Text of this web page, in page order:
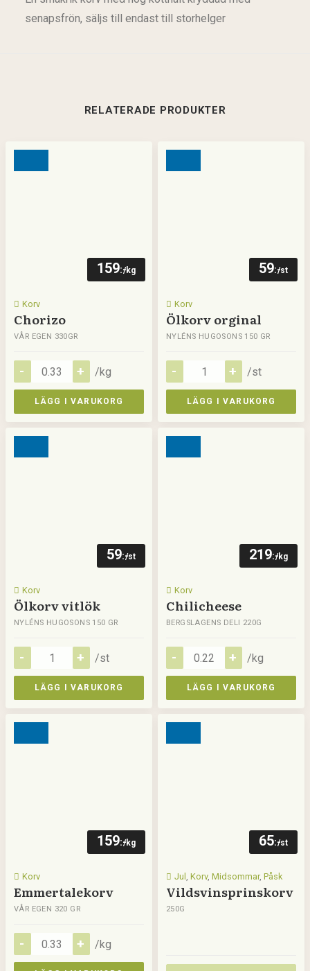
senapsfrön, säljs till endast till storhelger
RELATERADE PRODUKTER
159:-/kg
Korv
Chorizo
VÅR EGEN 330GR
/kg
LÄGG I VARUKORG
59:-/st
Korv
Ölkorv orginal
NYLÉNS HUGOSONS 150 GR
/st
LÄGG I VARUKORG
59:-/st
Korv
Ölkorv vitlök
NYLÉNS HUGOSONS 150 GR
/st
LÄGG I VARUKORG
219:-/kg
Korv
Chilicheese
BERGSLAGENS DELI 220G
/kg
LÄGG I VARUKORG
159:-/kg
Korv
Emmertalekorv
VÅR EGEN 320 GR
/kg
65:-/st
Jul , Korv, Midsommar, Påsk
Vildsvinsprinskorv
250G